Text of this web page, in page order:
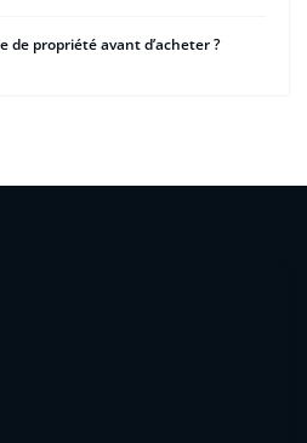
propriété avant d’acheter ?